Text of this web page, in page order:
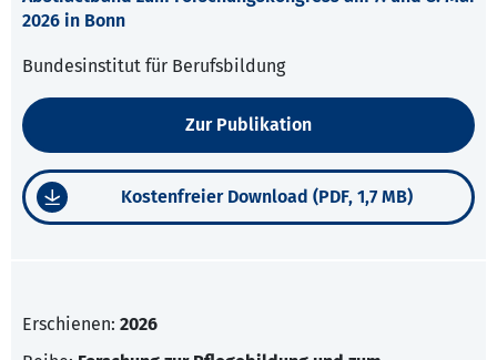
2026 in Bonn
Bundesinstitut für Berufsbildung
Zur Publikation
Kostenfreier Download (PDF, 1,7 MB)
Erschienen: 2026